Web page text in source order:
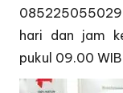
085225055029
hari dan jam
pukul 09.00